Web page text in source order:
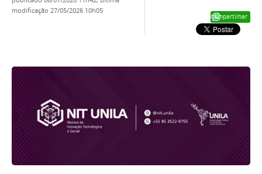
Compartilhar
modificação 27/05/2026 10h05